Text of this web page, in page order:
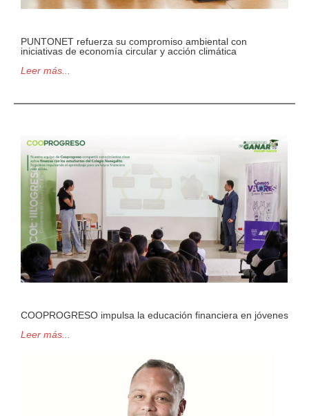
PUNTONET refuerza su compromiso ambiental con
iniciativas de economía circular y acción climática
Leer más...
COOPROGRESO impulsa la educación financiera en jóvenes
Leer más...